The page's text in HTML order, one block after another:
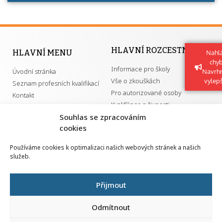
Souhlas se zpracováním
cookies
Používáme cookies k optimalizaci našich webových stránek a našich
služeb.
Přijmout
Odmítnout
HLAVNÍ MENU
Úvodní stránka
Seznam profesních kvalifikací
Kontakt
HLAVNÍ ROZCESTNÍK
Informace pro školy
Vše o zkouškách
Pro autorizované osoby
Kvalifikace a živnosti
GDPR
Národní pedagogický institut ČR
Senovážné náměstí 25
110 00 Praha 1